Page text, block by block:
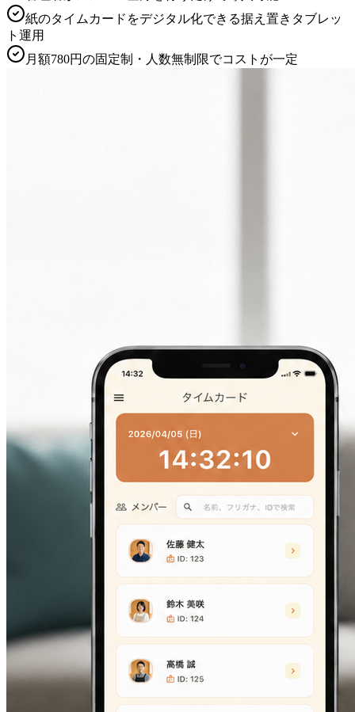
紙のタイムカードをデジタル化できる据え置きタブレッ
ト運用
月額780円の固定制・人数無制限でコストが一定